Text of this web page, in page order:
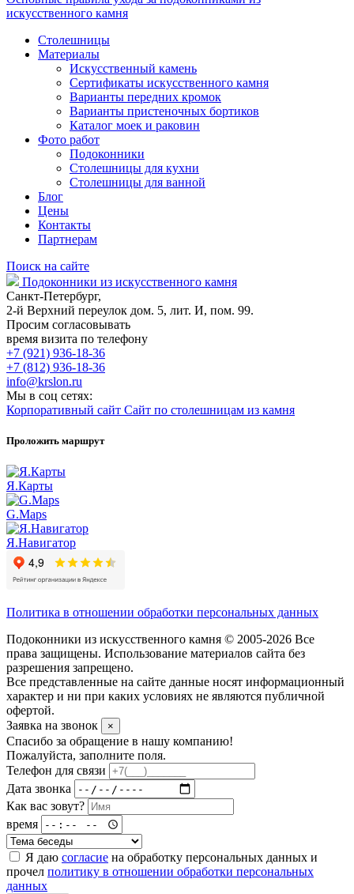
искусственного камня
Столешницы
Материалы
Искусственный камень
Сертификаты искусственного камня
Варианты передних кромок
Варианты пристеночных бортиков
Каталог моек и раковин
Фото работ
Подоконники
Столешницы для кухни
Столешницы для ванной
Блог
Цены
Контакты
Партнерам
Поиск на сайте
Подоконники из искусственного камня
Санкт-Петербург,
2-й Верхний переулок дом. 5, лит. И, пом. 99.
Просим согласовывать
время визита по телефону
+7 (921) 936-18-36
+7 (812) 936-18-36
info@krslon.ru
Мы в соц сетях:
Корпоративный сайт Сайт по столешницам из камня
Проложить маршрут
Я.Карты
G.Maps
Я.Навигатор
Политика в отношении обработки персональных данных
Подоконники из искусственного камня © 2005-2026 Все
права защищены. Использование материалов сайта без
разрешения запрещено.
Все представленные на сайте данные носят информационный
характер и ни при каких условиях не являются публичной
офертой.
Заявка на звонок
×
Спасибо за обращение в нашу компанию!
Пожалуйста, заполните поля.
Телефон для связи
Дата звонка
Как вас зовут?
время
Я даю согласие на обработку персональных данных и
прочел политику в отношении обработки персональных
данных